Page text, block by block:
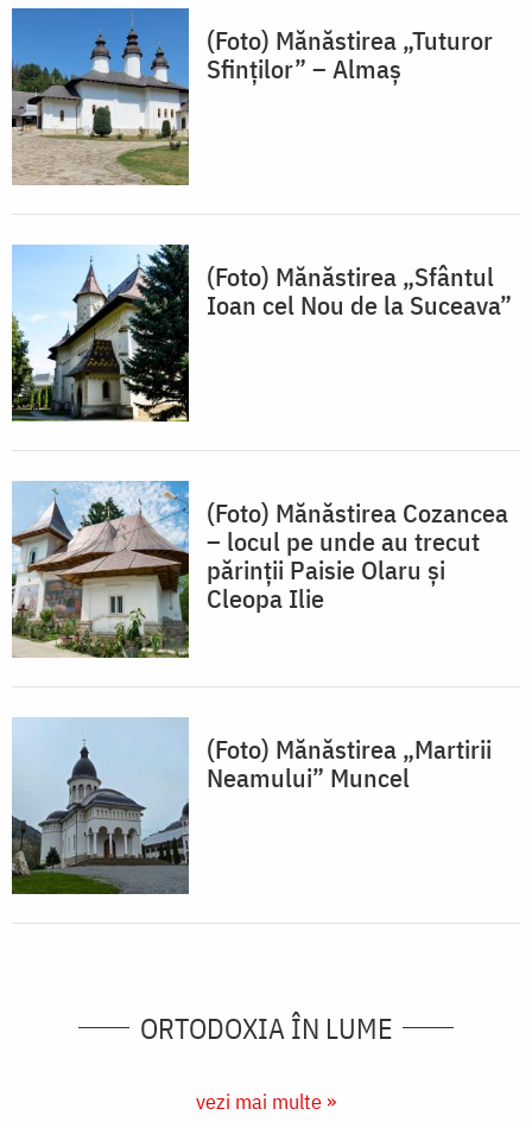
(Foto) Mănăstirea „Tuturor
Sfinților” – Almaș
(Foto) Mănăstirea „Sfântul
Ioan cel Nou de la Suceava”
(Foto) Mănăstirea Cozancea
– locul pe unde au trecut
părinții Paisie Olaru și
Cleopa Ilie
(Foto) Mănăstirea „Martirii
Neamului” Muncel
ORTODOXIA ÎN LUME
vezi mai multe »